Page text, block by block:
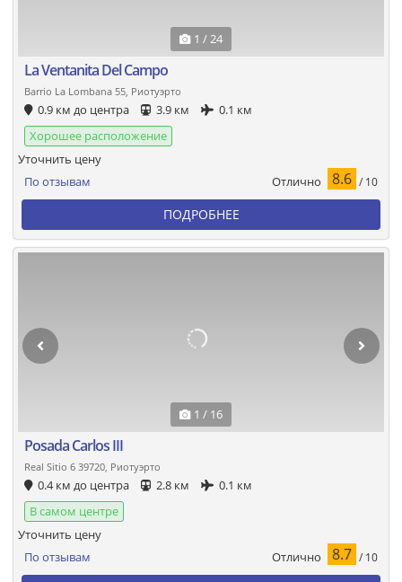
1 / 24
La Ventanita Del Campo
Barrio La Lombana 55, Риотуэрто
0.9 км до центра 3.9 км
0.1 км
Хорошее расположение
По отзывам Отлично 8.6 / 10
Уточнить цену
ПОДРОБНЕЕ
1 / 16
Posada Carlos III
Real Sitio 6 39720, Риотуэрто
0.4 км до центра 2.8 км
0.1 км
В самом центре
По отзывам Отлично 8.7 / 10
Уточнить цену